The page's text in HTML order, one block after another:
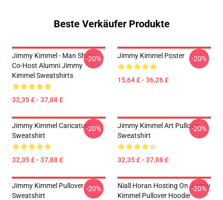
Beste Verkäufer Produkte
Jimmy Kimmel - Man Show
Co-Host Alumni Jimmy
Kimmel Sweatshirts
32,35 £ - 37,88 £
-20% Jimmy Kimmel Poster
15,64 £ - 36,26 £
-20%
Jimmy Kimmel Caricature
Sweatshirt
32,35 £ - 37,88 £
-20%
Jimmy Kimmel Art Pullover
Sweatshirt
32,35 £ - 37,88 £
-20%
Jimmy Kimmel Pullover
Sweatshirt
-20%
Niall Horan Hosting On Jimmy
Kimmel Pullover Hoodie
-20%